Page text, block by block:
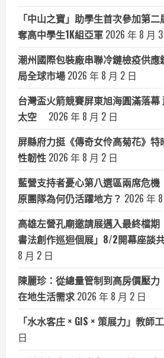
「中山之寶」助學生首次參加第
奪高中學生1K組亞軍 2026 年 8 月
潮州國際包裝廠串聯冷鏈檢疫供
局全球市場 2026 年 8 月 2 日
台灣盃火箭競賽屏東旭海圓滿落
太空
2026 年 8 月 2 日
屏縣府力挺《傳奇女伶高菊花》
性韌性 2026 年 8 月 2 日
藍營支持者憂心第八選區兩席危
原團隊為何仍活躍地方？ 2026 年
高雄左營孔廟邀請展邁入最終檔
書法創作巡迴個展」8/2開幕座談
8 月 2 日
陳麗珍：從總量管制到高房價壓
在地生活需求 2026 年 8 月 2 日
「水水客庄 × GIS × 策展力」教師
日